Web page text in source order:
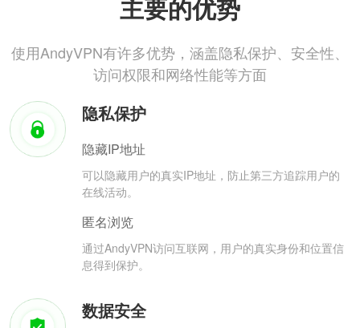
主要的优势
使用AndyVPN有许多优势，涵盖隐私保护、安全性、
访问权限和网络性能等方面
隐私保护
隐藏IP地址
可以隐藏用户的真实IP地址，防止第三方追踪用户的
在线活动。
匿名浏览
通过AndyVPN访问互联网，用户的真实身份和位置信
息得到保护。
数据安全